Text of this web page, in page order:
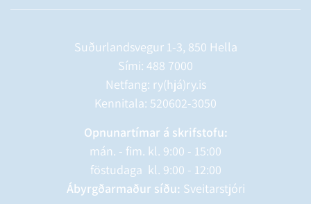
Suðurlandsvegur 1-3, 850 Hella
Sími: 488 7000
Netfang: ry(hjá)ry.is
Kennitala: 520602-3050
Opnunartímar á skrifstofu:
mán. - fim. kl. 9:00 - 15:00
föstudaga kl. 9:00 - 12:00
Ábyrgðarmaður síðu: Sveitarstjóri